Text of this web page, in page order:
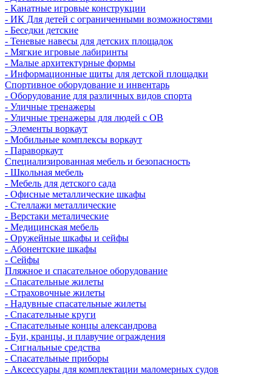
- Канатные игровые конструкции
- ИК Для детей с ограниченными возможностями
- Беседки детские
- Теневые навесы для детских площадок
- Мягкие игровые лабиринты
- Малые архитектурные формы
- Информационные щиты для детской площадки
Спортивное оборудование и инвентарь
- Оборудование для различных видов спорта
- Уличные тренажеры
- Уличные тренажеры для людей с ОВ
- Элементы воркаут
- Мобильные комплексы воркаут
- Параворкаут
Cпециализированная мебель и безопасность
- Школьная мебель
- Мебель для детского сада
- Офисные металлические шкафы
- Стеллажи металлические
- Верстаки металические
- Медицинская мебель
- Оружейные шкафы и сейфы
- Абонентские шкафы
- Сейфы
Пляжное и спасательное оборудование
- Спасательные жилеты
- Страховочные жилеты
- Надувные спасательные жилеты
- Спасательные круги
- Спасательные концы александрова
- Буи, кранцы, и плавучие ограждения
- Сигнальные средства
- Спасательные приборы
- Аксессуары для комплектации маломерных судов